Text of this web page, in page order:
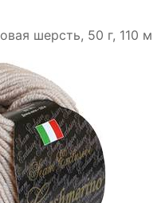
шерсть, 50 г, 110 м